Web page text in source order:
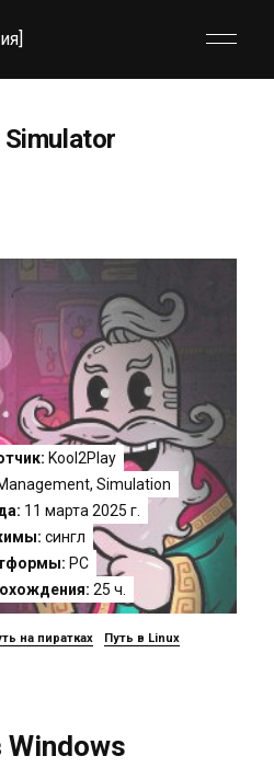
Kool2Play
,Simulation
11 марта 2025 г.
сингл
PC
25 ч.
на пиратках Путь в Linux
Windows